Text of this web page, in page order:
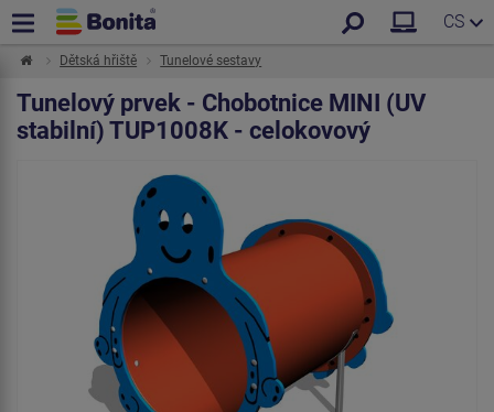
CS
Dětská hřiště Tunelové sestavy
Tunelový prvek - Chobotnice MINI (UV
stabilní) TUP1008K - celokovový